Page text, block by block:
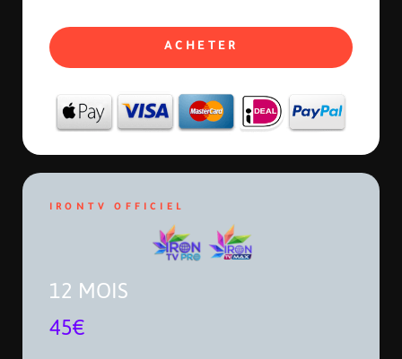
ACHETER
IRONTV OFFICIEL
12 MOIS
45€